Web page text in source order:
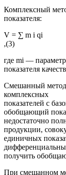
Комплексный
показателя:
V = ∑ m i qi
,(3)
где mi —
показателя
Смешанный метод
комплексных
показателей с
обобщающий
недостаточно
продукции,
единичных
получить
При смешанном